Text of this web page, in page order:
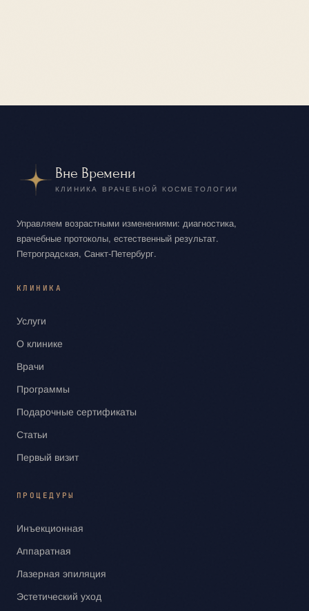
Вне Времени
КЛИНИКА ВРАЧЕБНОЙ КОСМЕТОЛОГИИ
Управляем возрастными изменениями: диагностика,
врачебные протоколы, естественный результат.
Петроградская, Санкт‑Петербург.
КЛИНИКА
Услуги
О клинике
Врачи
Программы
Подарочные сертификаты
Статьи
Первый визит
ПРОЦЕДУРЫ
Инъекционная
Аппаратная
Лазерная эпиляция
Эстетический уход